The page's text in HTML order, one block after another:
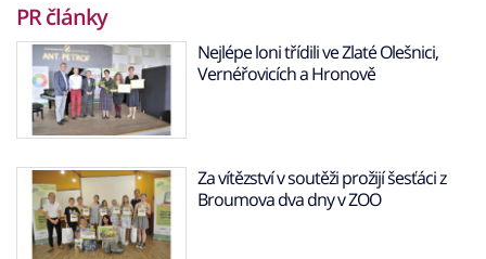
PR články
Nejlépe loni třídili ve Zlaté Olešnici,
Vernéřovicích a Hronově
Za vítězství v soutěži prožijí šesťáci z
Broumova dva dny v ZOO